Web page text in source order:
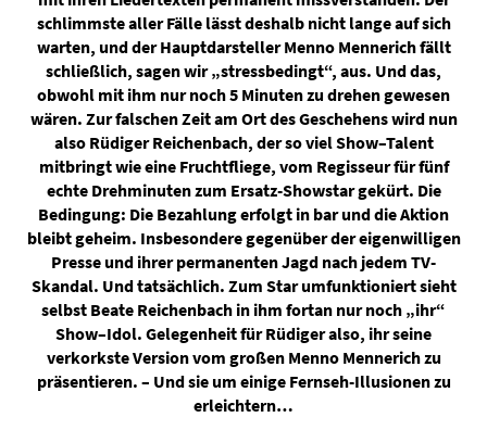
schlimmste aller Fälle lässt deshalb nicht lange auf sich
warten, und der Hauptdarsteller Menno Mennerich fällt
schließlich, sagen wir „stressbedingt“, aus. Und das,
obwohl mit ihm nur noch 5 Minuten zu drehen gewesen
wären. Zur falschen Zeit am Ort des Geschehens wird nun
also Rüdiger Reichenbach, der so viel Show–Talent
mitbringt wie eine Fruchtfliege, vom Regisseur für fünf
echte Drehminuten zum Ersatz-Showstar gekürt. Die
Bedingung: Die Bezahlung erfolgt in bar und die Aktion
bleibt geheim. Insbesondere gegenüber der eigenwilligen
Presse und ihrer permanenten Jagd nach jedem TV-
Skandal. Und tatsächlich. Zum Star umfunktioniert sieht
selbst Beate Reichenbach in ihm fortan nur noch „ihr“
Show–Idol. Gelegenheit für Rüdiger also, ihr seine
verkorkste Version vom großen Menno Mennerich zu
präsentieren. – Und sie um einige Fernseh-Illusionen zu
erleichtern…